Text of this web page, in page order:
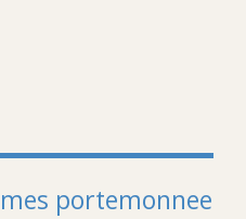
portemonnee